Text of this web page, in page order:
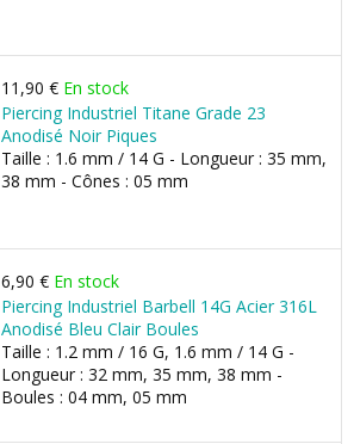
11,90 € En stock
Piercing Industriel Titane Grade 23
Anodisé Noir Piques
Taille : 1.6 mm / 14 G - Longueur : 35 mm,
38 mm - Cônes : 05 mm
6,90 € En stock
Piercing Industriel Barbell 14G Acier 316L
Anodisé Bleu Clair Boules
Taille : 1.2 mm / 16 G, 1.6 mm / 14 G -
Longueur : 32 mm, 35 mm, 38 mm -
Boules : 04 mm, 05 mm